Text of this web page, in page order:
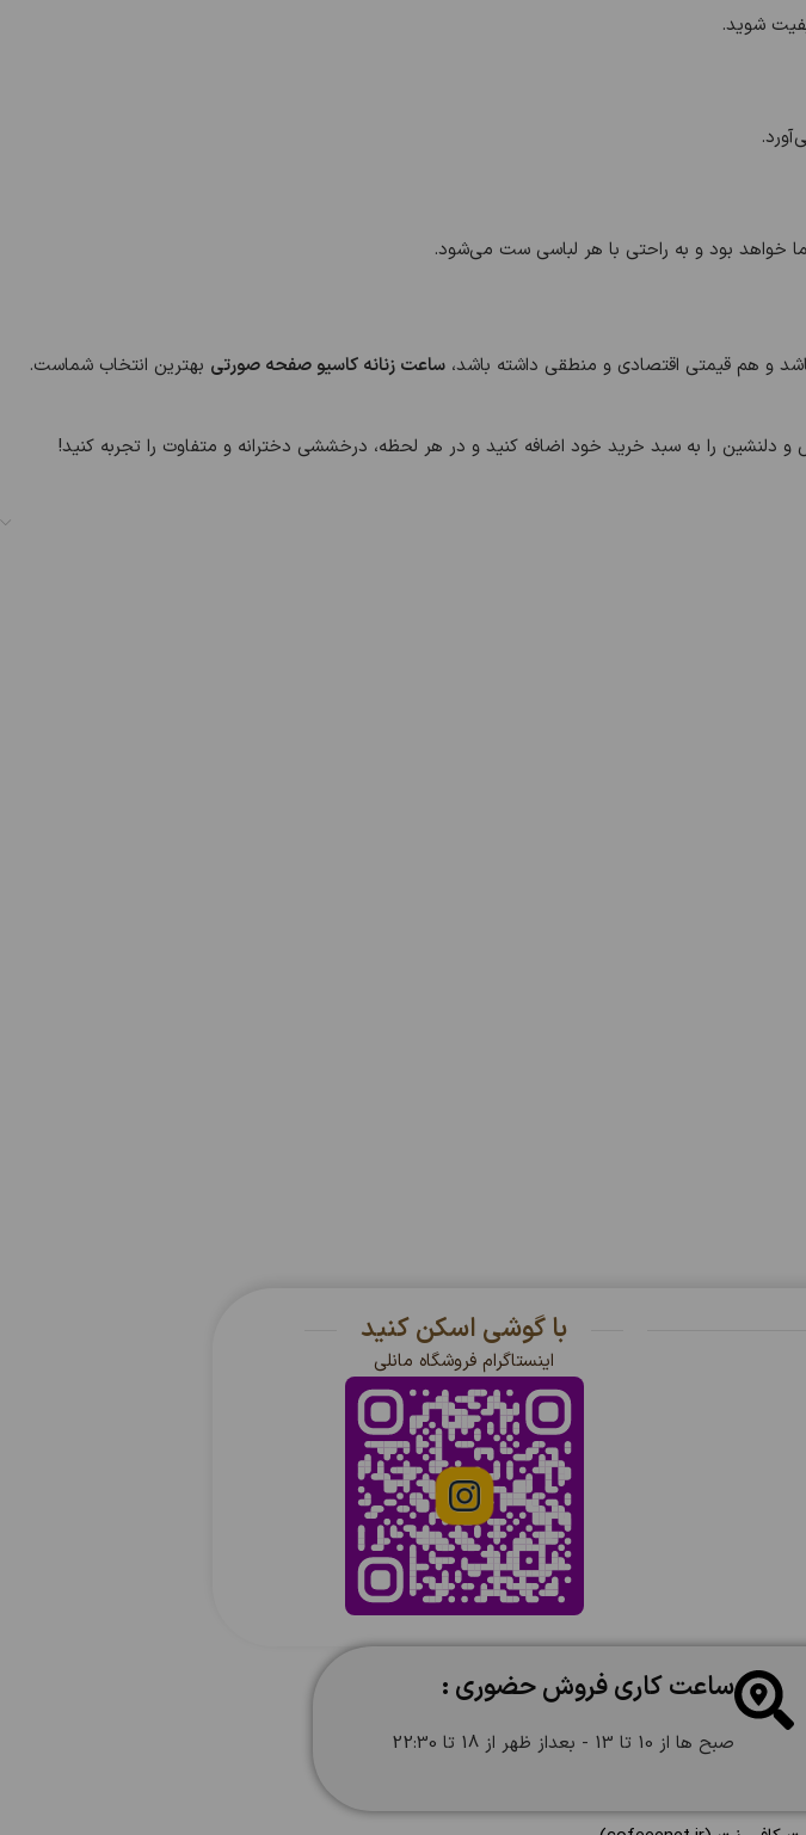
شوید.
خواهد بود و به راحتی با هر لباسی ست می‌شود.
و هم قیمتی اقتصادی و منطقی داشته باشد، ساعت زنانه کاسیو صفحه صورتی بهترین انتخاب شماست.
دلنشین را به سبد خرید خود اضافه کنید و در هر لحظه، درخششی دخترانه و متفاوت را تجربه کنید!
با گوشی اسکن کنید
اینستاگرام فروشگاه مانلی
ساعت کاری فروش حضوری :
صبح ها از 10 تا 13 - بعداز ظهر از 18 تا 22:30